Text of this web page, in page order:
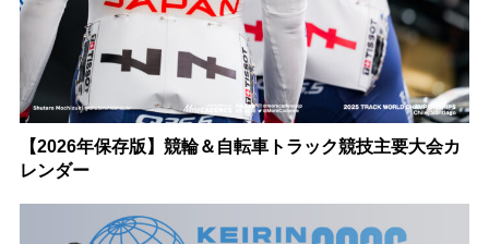
【2026年保存版】競輪＆自転車トラック競技主要大会カ
レンダー